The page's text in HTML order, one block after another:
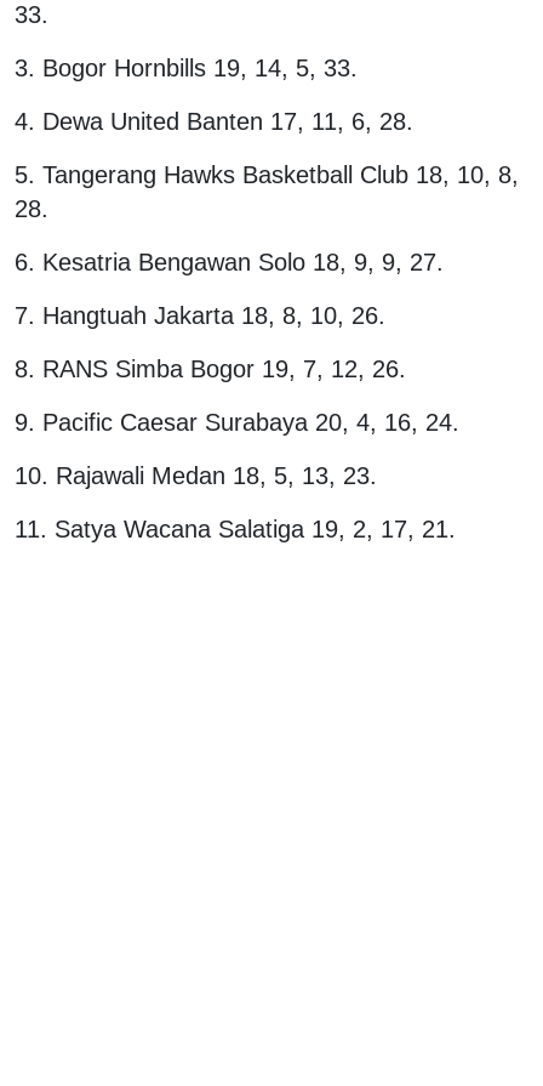
33.
3. Bogor Hornbills 19, 14, 5, 33.
4. Dewa United Banten 17, 11, 6, 28.
5. Tangerang Hawks Basketball Club 18, 10, 8,
28.
6. Kesatria Bengawan Solo 18, 9, 9, 27.
7. Hangtuah Jakarta 18, 8, 10, 26.
8. RANS Simba Bogor 19, 7, 12, 26.
9. Pacific Caesar Surabaya 20, 4, 16, 24.
10. Rajawali Medan 18, 5, 13, 23.
11. Satya Wacana Salatiga 19, 2, 17, 21.